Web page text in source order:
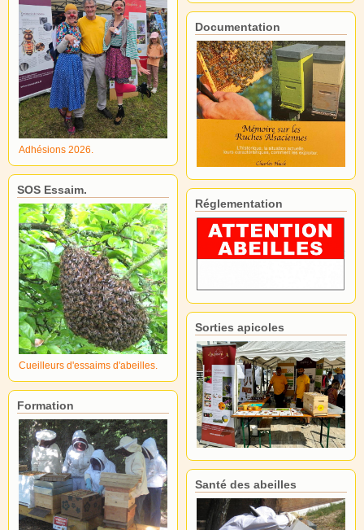
Adhésions 2026.
SOS Essaim.
Cueilleurs d'essaims d'abeilles.
Formation
Documentation
Réglementation
Sorties apicoles
Santé des abeilles